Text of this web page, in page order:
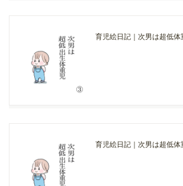
育児絵日記｜次男は超低
育児絵日記｜次男は超低